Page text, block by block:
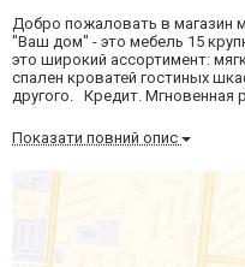
Добро пожаловать в
"Ваш дом" - это мебель 15
это широкий ассортимент:
спален кроватей гостиных
другого. Кредит. Мгновенная
Показати повний опис